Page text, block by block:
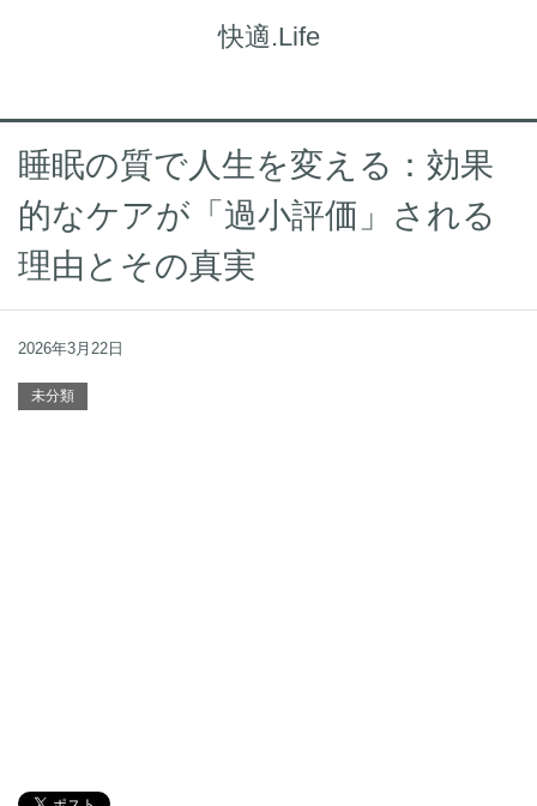
快適.Life
睡眠の質で人生を変える：効果
的なケアが「過小評価」される
理由とその真実
2026年3月22日
未分類